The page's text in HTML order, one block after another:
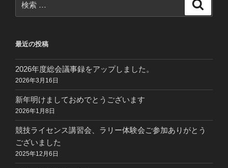
索:
最近の投稿
2026年度総会議事録をアップしました。
2026年3月16日
新年明けましておめでとうございます
2026年1月8日
競技ライセンス講習会、ラリー体験会ご参加ありがとう
ございました
2025年12月6日